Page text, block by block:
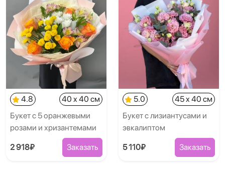
4.8
40 x 40 см
Букет с 5 оранжевыми
розами и хризантемами
2 918₽ Заказать
5.0
45 x 40 см
Букет с лизиантусами и
эвкалиптом
5 110₽ Заказать